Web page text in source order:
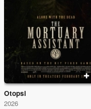
Otopsi
2026